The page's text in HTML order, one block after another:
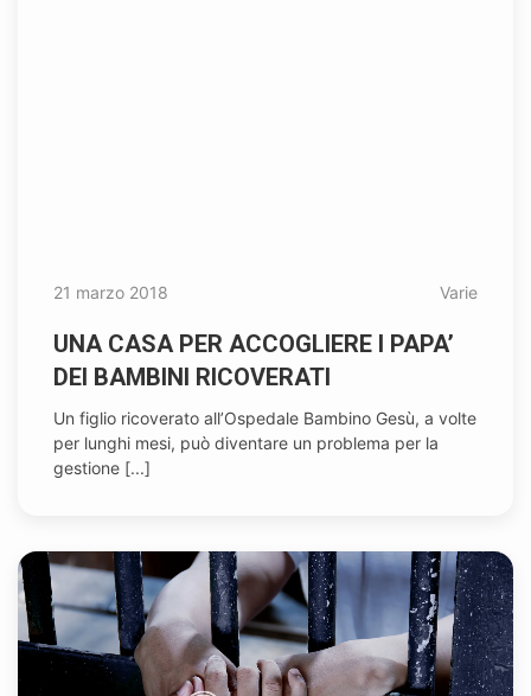
21 marzo 2018 Varie
UNA CASA PER ACCOGLIERE I PAPA’
DEI BAMBINI RICOVERATI
Un figlio ricoverato all’Ospedale Bambino Gesù, a volte
per lunghi mesi, può diventare un problema per la
gestione [...]